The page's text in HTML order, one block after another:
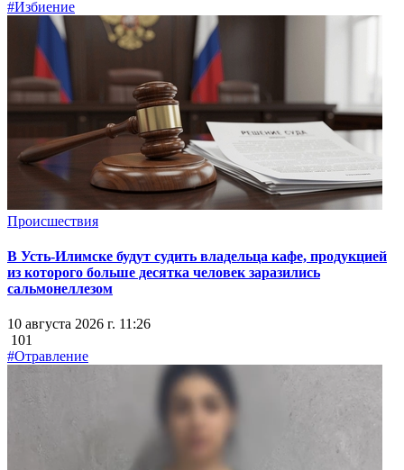
#Избиение
Происшествия
В Усть-Илимске будут судить владельца кафе, продукцией
из которого больше десятка человек заразились
сальмонеллезом
10 августа 2026 г. 11:26
101
#Отравление